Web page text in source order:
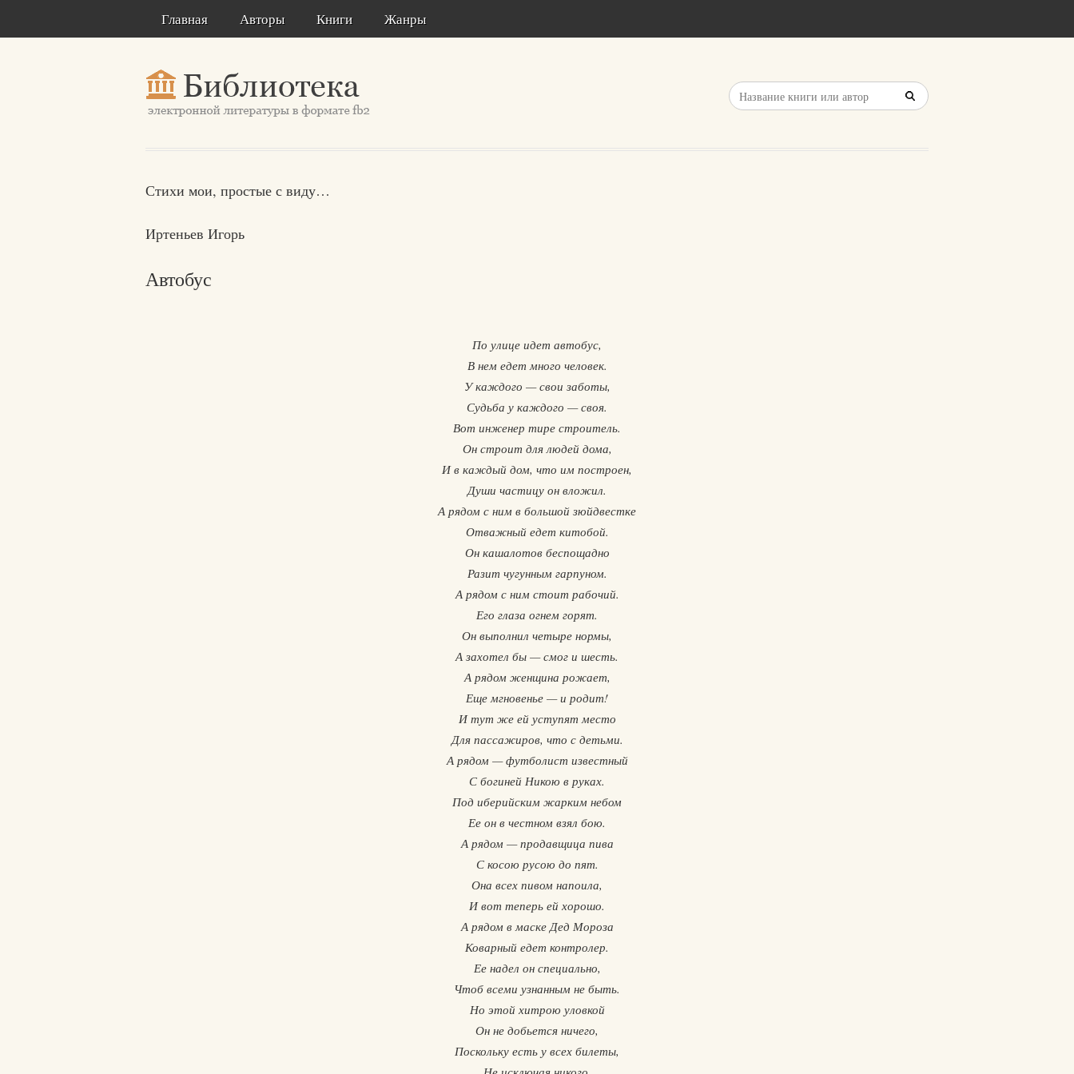
Главная Авторы Книги Жанры
Стихи мои, простые с виду…
Иртеньев Игорь
Автобус
По улице идет автобус,
В нем едет много человек.
У каждого — свои заботы,
Судьба у каждого — своя.
Вот инженер тире строитель.
Он строит для людей дома,
И в каждый дом, что им построен,
Души частицу он вложил.
А рядом с ним в большой зюйдвестке
Отважный едет китобой.
Он кашалотов беспощадно
Разит чугунным гарпуном.
А рядом с ним стоит рабочий.
Его глаза огнем горят.
Он выполнил четыре нормы,
А захотел бы — смог и шесть.
А рядом женщина рожает,
Еще мгновенье — и родит!
И тут же ей уступят место
Для пассажиров, что с детьми.
А рядом — футболист известный
С богиней Никою в руках.
Под иберийским жарким небом
Ее он в честном взял бою.
А рядом — продавщица пива
С косою русою до пят.
Она всех пивом напоила,
И вот теперь ей хорошо.
А рядом в маске Дед Мороза
Коварный едет контролер.
Ее надел он специально,
Чтоб всеми узнанным не быть.
Но этой хитрою уловкой
Он не добьется ничего,
Поскольку есть у всех билеты,